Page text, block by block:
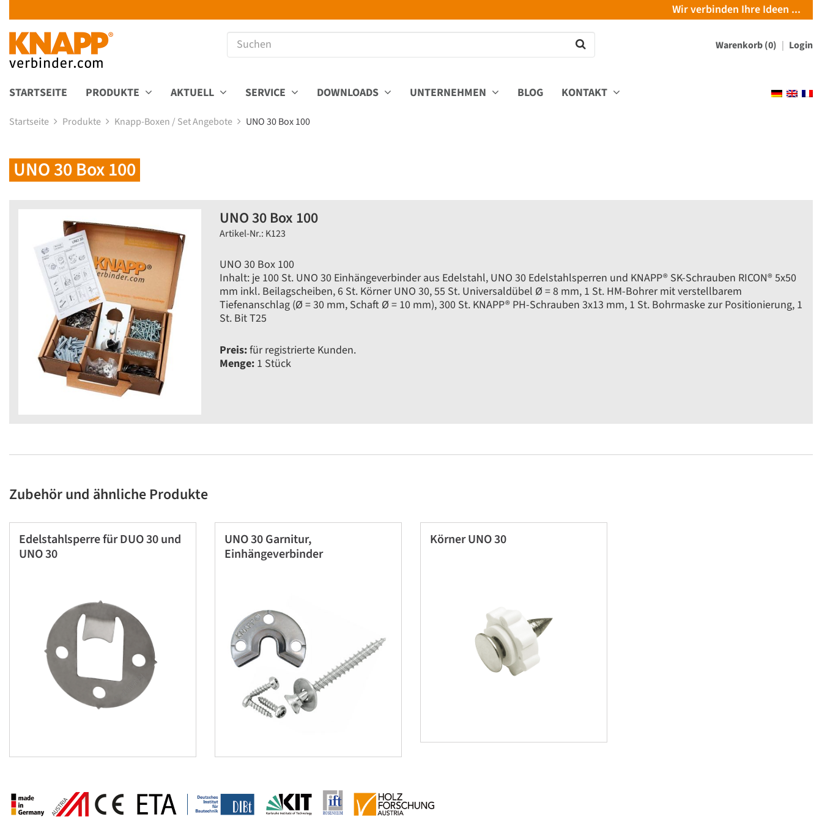
Wir verbinden Ihre Ideen ...
Warenkorb (0) Login
STARTSEITE PRODUKTE AKTUELL SERVICE DOWNLOADS UNTERNEHMEN BLOG KONTAKT
Startseite Produkte Knapp-Boxen / Set Angebote UNO 30 Box 100
UNO 30 Box 100
UNO 30 Box 100
Artikel-Nr.: K123
UNO 30 Box 100
Inhalt: je 100 St. UNO 30 Einhängeverbinder aus Edelstahl, UNO 30 Edelstahlsperren und KNAPP® SK-Schrauben RICON® 5x50
mm inkl. Beilagscheiben, 6 St. Körner UNO 30, 55 St. Universaldübel Ø = 8 mm, 1 St. HM-Bohrer mit verstellbarem
Tiefenanschlag (Ø = 30 mm, Schaft Ø = 10 mm), 300 St. KNAPP® PH-Schrauben 3x13 mm, 1 St. Bohrmaske zur Positionierung, 1
St. Bit T25
Preis:für registrierte Kunden.
Menge:1 Stück
Zubehör und ähnliche Produkte
Edelstahlsperre für DUO 30 und
UNO 30
UNO 30 Garnitur,
Einhängeverbinder
Körner UNO 30